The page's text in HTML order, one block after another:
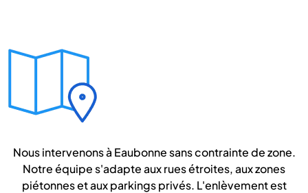
Nous intervenons à Eaubonne sans contrainte de zone.
Notre équipe s'adapte aux rues étroites, aux zones
piétonnes et aux parkings privés. L'enlèvement est